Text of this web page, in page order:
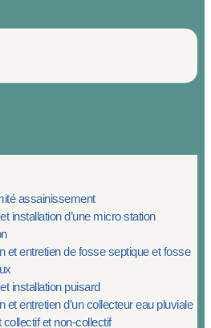
assainissement
installation d’une micro station
et entretien de fosse septique et fosse
installation puisard
et entretien d’un collecteur eau pluviale
et non-collectif